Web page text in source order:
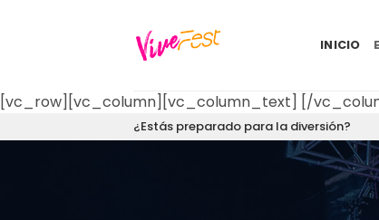
INICIO
[vc_row][vc_column][vc_column_text] [/
¿Estás preparado para la diversión?